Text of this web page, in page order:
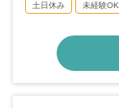
土日休み 未経験OK